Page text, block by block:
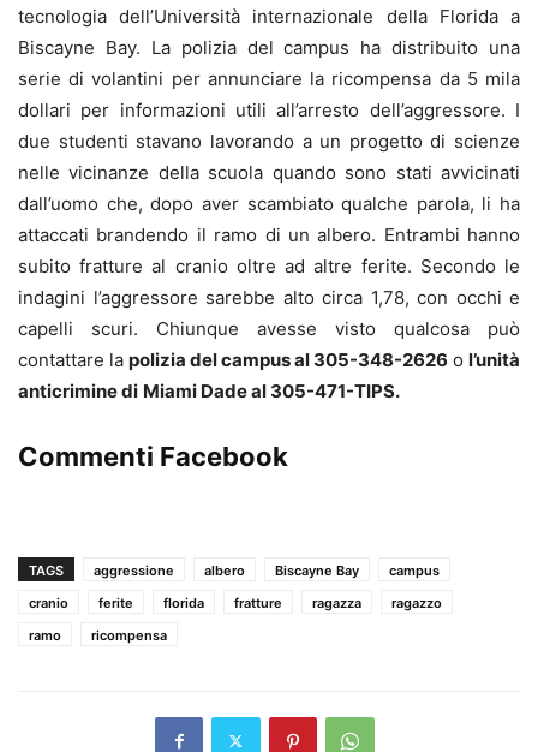
tecnologia dell’Università internazionale della Florida a
Biscayne Bay. La polizia del campus ha distribuito una
serie di volantini per annunciare la ricompensa da 5 mila
dollari per informazioni utili all’arresto dell’aggressore. I
due studenti stavano lavorando a un progetto di scienze
nelle vicinanze della scuola quando sono stati avvicinati
dall’uomo che, dopo aver scambiato qualche parola, li ha
attaccati brandendo il ramo di un albero. Entrambi hanno
subito fratture al cranio oltre ad altre ferite. Secondo le
indagini l’aggressore sarebbe alto circa 1,78, con occhi e
capelli scuri. Chiunque avesse visto qualcosa può
contattare la polizia del campus al 305-348-2626 o l’unità
anticrimine di Miami Dade al 305-471-TIPS.
Commenti Facebook
TAGS aggressione albero Biscayne Bay
campus
cranio
ferite florida fratture ragazza
ragazzo
ramo
ricompensa